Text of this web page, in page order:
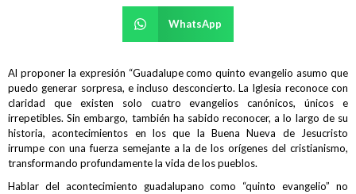
WhatsApp
Al proponer la expresión “Guadalupe como quinto evangelio asumo que
puedo generar sorpresa, e incluso desconcierto. La Iglesia reconoce con
claridad que existen solo cuatro evangelios canónicos, únicos e
irrepetibles. Sin embargo, también ha sabido reconocer, a lo largo de su
historia, acontecimientos en los que la Buena Nueva de Jesucristo
irrumpe con una fuerza semejante a la de los orígenes del cristianismo,
transformando profundamente la vida de los pueblos.
Hablar del acontecimiento guadalupano como “quinto evangelio” no